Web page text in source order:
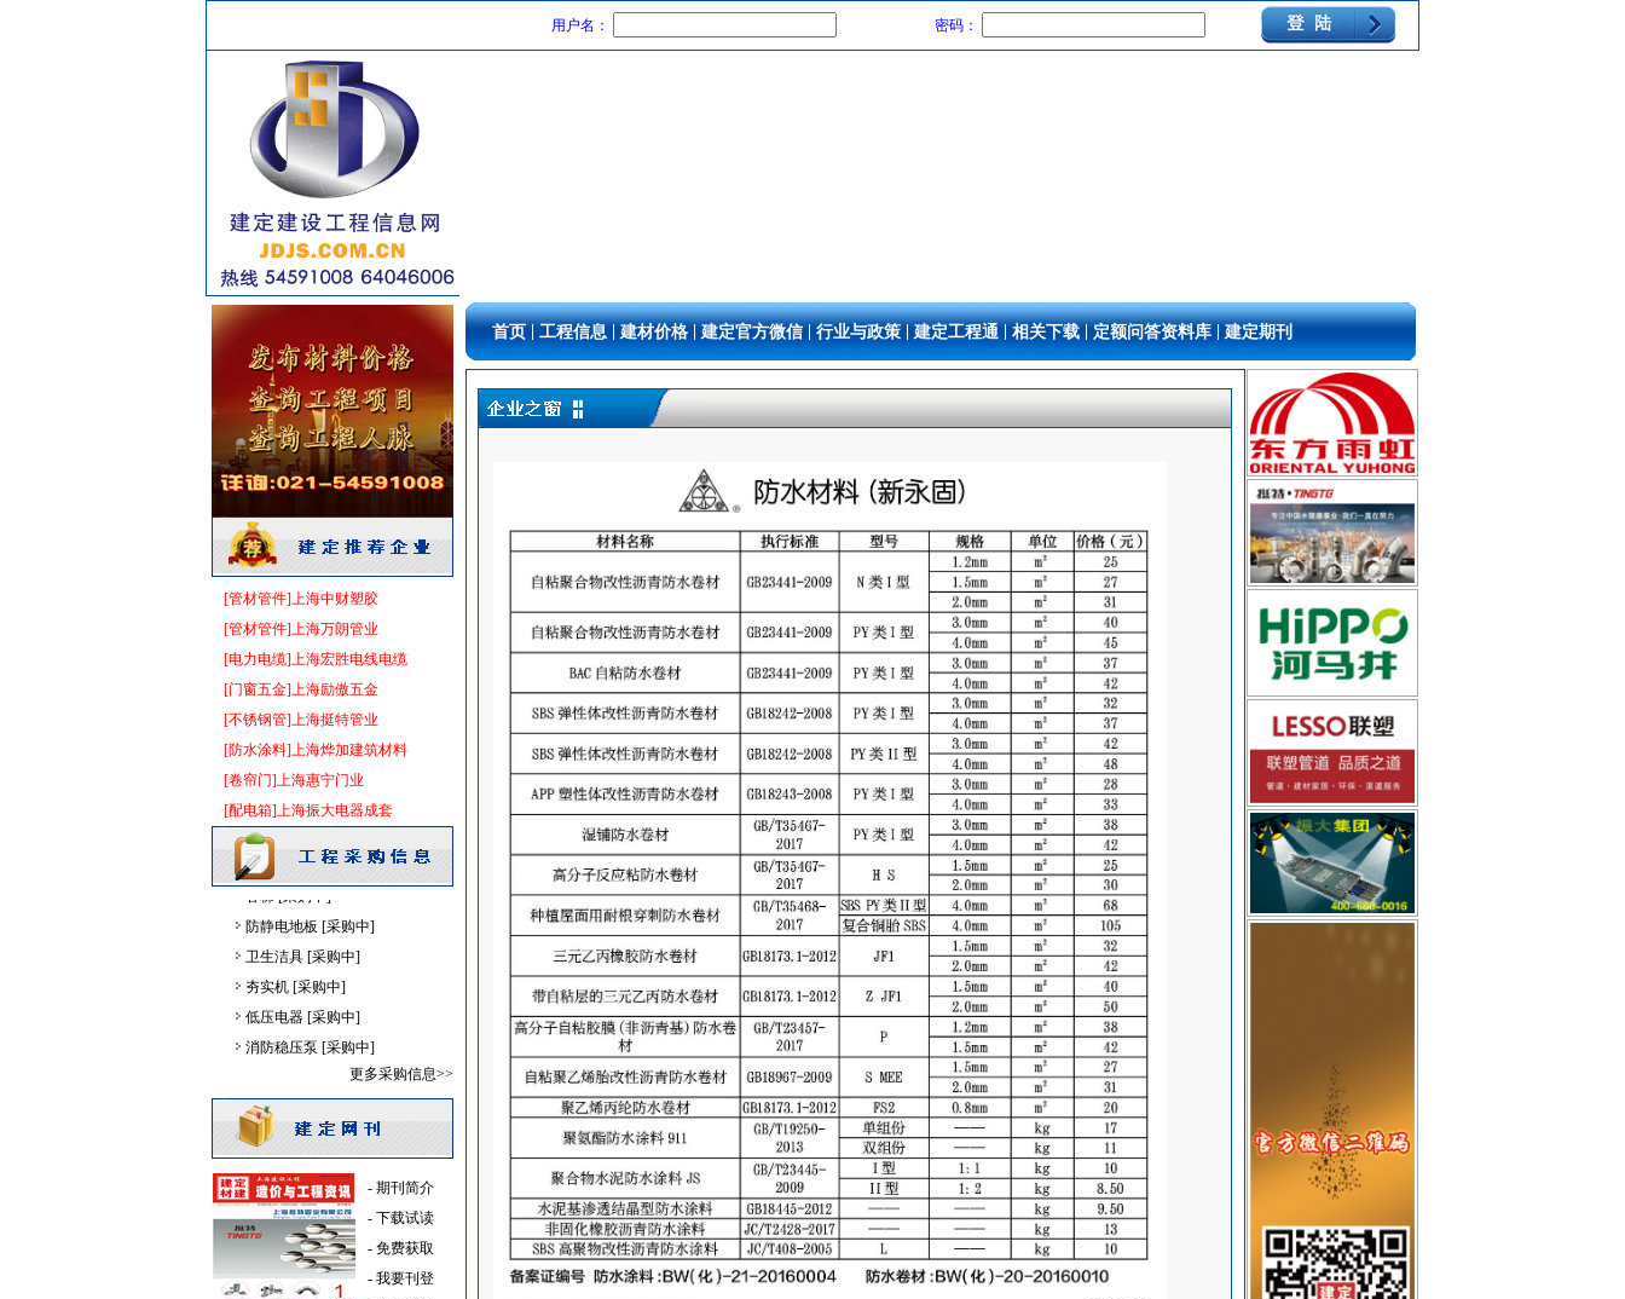
用户名： 密码：
[管材管件]上海中财塑胶
[管材管件]上海万朗管业
[电力电缆]上海宏胜电线电缆
[门窗五金]上海励傲五金
[不锈钢管]上海挺特管业
[防水涂料]上海烨加建筑材料
[卷帘门]上海惠宁门业
[配电箱]上海振大电器成套
消防水泵 [采购中]
墙地面砖 [采购中]
卫浴洁具 [采购中]
交通标识牌 [采购中]
仪器仪表 [采购中]
油漆涂料 [采购中]
给排水阀门 [采购中]
稳压泵 [采购中]
消防工程 [采购中]
通风设备 [采购中]
消防工程 [采购中]
油漆涂料 [采购中]
矿粉 [采购中]
水泵房 [采购中]
电线电缆 [采购中]
自动报警 [采购中]
卫浴洁具 [采购中]
二头隔栅射灯 [采购中]
低压电器
[采购中]
日光灯
[采购中]
防火隔热
[采购中]
供水设备
[采购中]
电梯工程
[采购中]
变配电
[采购中]
强弱电设施 [采购中]
家具饰材 [采购中]
给排水系统 [采购中]
客梯 [采购中]
[采购中]
消防火警 [采购中]
改型剂等 [采购中]
管材管件 [采购中]
消防泵 [采购中]
仪器仪表 [采购中]
[采购中]
照明器材 [采购中]
更多采购信息>>
- 期刊简介
- 下载试读
- 免费获取
- 我要刊登
首页 工程信息 建材价格 建定官方微信 行业与政策 建定工程通 相关下载 定额问答资料库 建定期刊